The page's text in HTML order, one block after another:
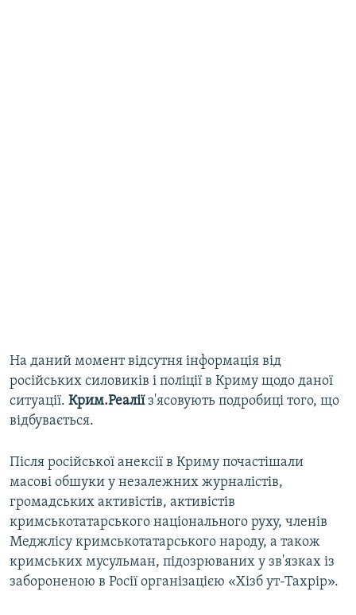
​На даний момент відсутня інформація від
російських силовиків і поліції в Криму щодо даної
ситуації. Крим.Реаліїз'ясовують подробиці того, що
відбувається.
Після російської анексії в Криму почастішали
масові обшуки у незалежних журналістів,
громадських активістів, активістів
кримськотатарського національного руху, членів
Меджлісу кримськотатарського народу, а також
кримських мусульман, підозрюваних у зв'язках із
забороненою в Росії організацією «Хізб ут-Тахрір».